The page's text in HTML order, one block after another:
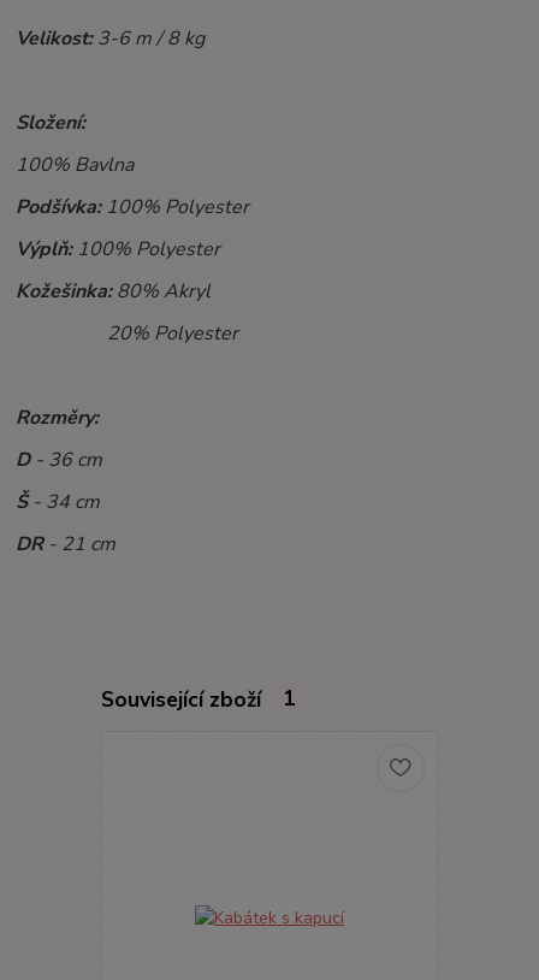
Velikost:3-6 m / 8kg
Složení:
100% Bavlna
Podšívka:100% Polyester
Výplň:100% Polyester
Kožešinka:80% Akryl
20% Polyester
Rozměry:
D - 36 cm
Š- 34 cm
DR- 21 cm
Související zboží 1